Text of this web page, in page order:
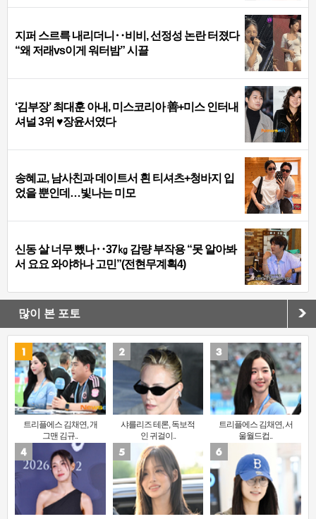
지퍼 스르륵 내리더니‥비비, 선정성 논란 터졌다
“왜 저래vs이게 워터밤” 시끌
‘김부장’ 최대훈 아내, 미스코리아 善+미스 인터내
셔널 3위 ♥장윤서였다
송혜교, 남사친과 데이트서 흰 티셔츠+청바지 입
었을 뿐인데…빛나는 미모
신동 살 너무 뺐나‥37㎏ 감량 부작용 “못 알아봐
서 요요 와야하나 고민”(전현무계획4)
많이 본 포토
트리플에스 김채연, 개
그맨 김규..
샤를리즈 테론, 독보적
인 귀걸이..
트리플에스 김채연, 서
울월드컵..